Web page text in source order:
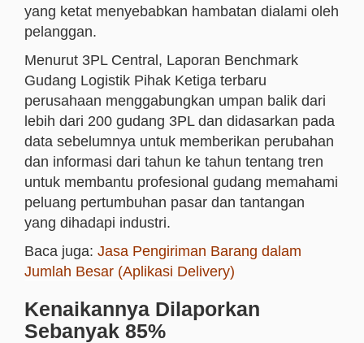
yang ketat menyebabkan hambatan dialami oleh
pelanggan.
Menurut 3PL Central, Laporan Benchmark
Gudang Logistik Pihak Ketiga terbaru
perusahaan menggabungkan umpan balik dari
lebih dari 200 gudang 3PL dan didasarkan pada
data sebelumnya untuk memberikan perubahan
dan informasi dari tahun ke tahun tentang tren
untuk membantu profesional gudang memahami
peluang pertumbuhan pasar dan tantangan
yang dihadapi industri.
Baca juga: Jasa Pengiriman Barang dalam
Jumlah Besar (Aplikasi Delivery)
Kenaikannya Dilaporkan
Sebanyak 85%